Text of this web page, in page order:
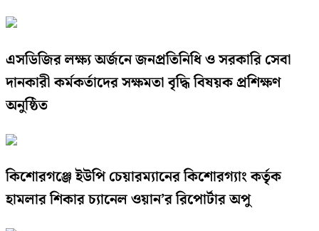
এসডিজির লক্ষ্য অর্জনে জনপ্রতিনিধি ও সরকারি সেবা
দানকারী কর্মকর্তাদের সক্ষমতা বৃদ্ধি বিষয়ক প্রশিক্ষণ
অনুষ্ঠিত
কিশোরগঞ্জে ইউপি চেয়ারম্যানের কিশোরগ্যাং কর্তৃক
হামলার শিকার চ্যানেল ওয়ান’র রিপোর্টার অপু